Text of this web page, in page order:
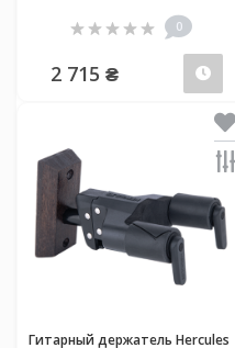
0
2 715 ₴
Гитарный держатель Hercules